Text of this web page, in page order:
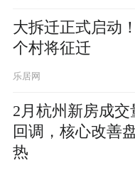
大拆迁正式启动
个村将征迁
乐居网
2月杭州新房成交
回调，核心改善
热